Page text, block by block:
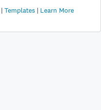
Templates Learn More